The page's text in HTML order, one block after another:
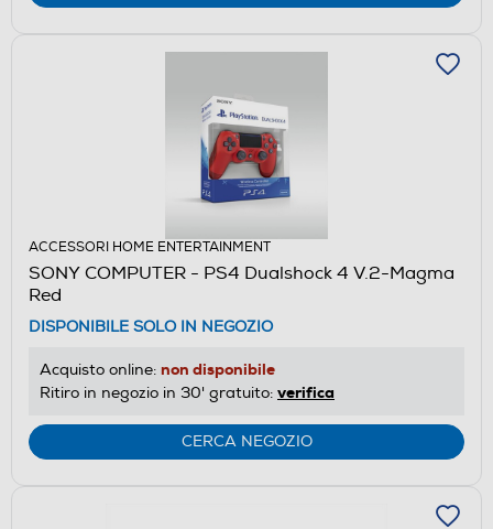
ACCESSORI HOME ENTERTAINMENT
SONY COMPUTER - PS4 Dualshock 4 V.2-Magma
Red
DISPONIBILE SOLO IN NEGOZIO
Acquisto online: non disponibile
Ritiro in negozio in 30' gratuito: verifica
CERCA NEGOZIO